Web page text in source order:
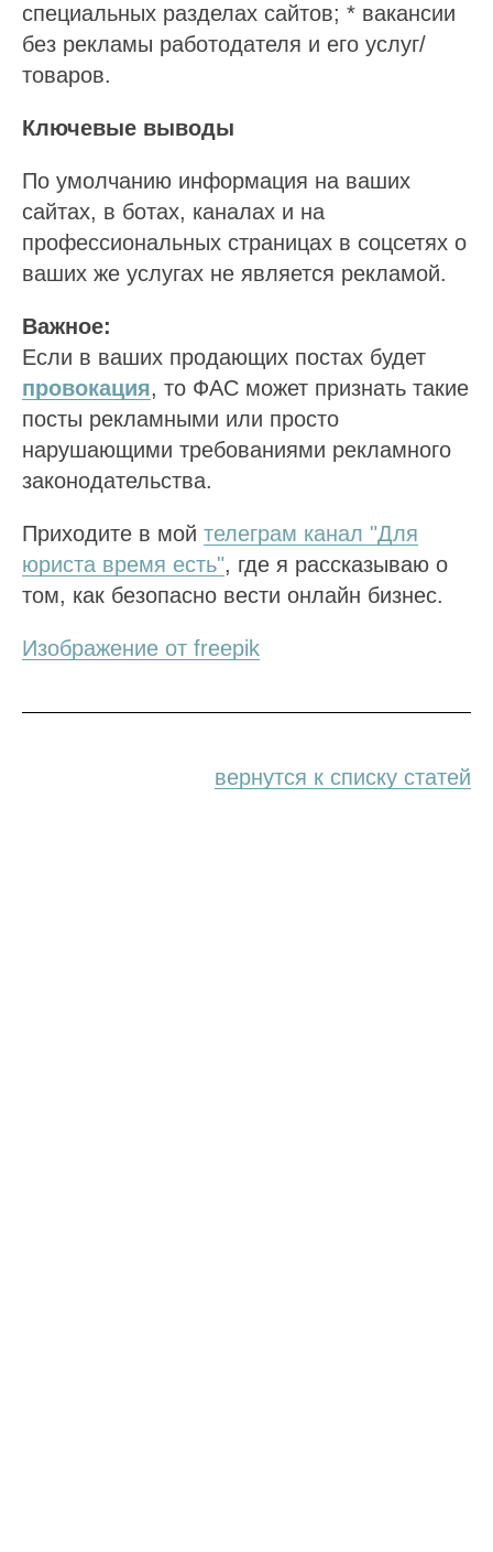
специальных разделах сайтов; * вакансии
без рекламы работодателя и его услуг/
товаров.
Ключевые выводы
По умолчанию информация на ваших
сайтах, в ботах, каналах и на
профессиональных страницах в соцсетях о
ваших же услугах не является рекламой.
Важное:
Если в ваших продающих постах будет
провокация, то ФАС может признать такие
посты рекламными или просто
нарушающими требованиями рекламного
законодательства.
Приходите в мой телеграм канал "Для
юриста время есть", где я рассказываю о
том, как безопасно вести онлайн бизнес.
Изображение от freepik
вернутся к списку статей